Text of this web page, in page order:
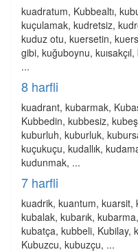
kuadratum, Kubbealtı,
kuçulamak, kudretsiz,
kuduz otu, kuersetin,
gibi, kuğuboynu,
...
8 harfli
kuadrant, kubarmak,
Kubbedin, kubbesiz,
kuburluh, kuburluk,
kuçukuçu, kudallık,
kudunmak, ...
7 harfli
kuadrik, kuantum, kuarsit,
kubalak, kubarık,
kubatça, kubbeli, Kubilay,
Kubuzcu, kubuzçu, ...